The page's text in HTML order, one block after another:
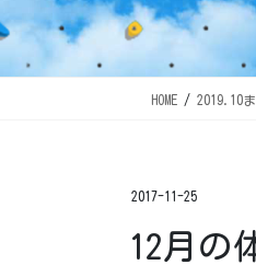
HOME 2019.10
2017-11-25
12月の